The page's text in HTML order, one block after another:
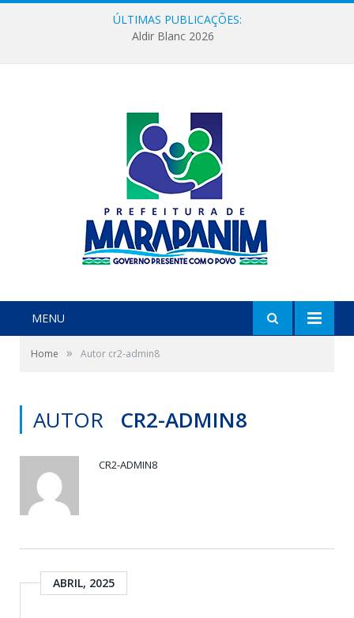
ÚLTIMAS PUBLICAÇÕES:
Aldir Blanc 2026
MENU
Home » Autor cr2-admin8
AUTOR CR2-ADMIN8
CR2-ADMIN8
ABRIL, 2025